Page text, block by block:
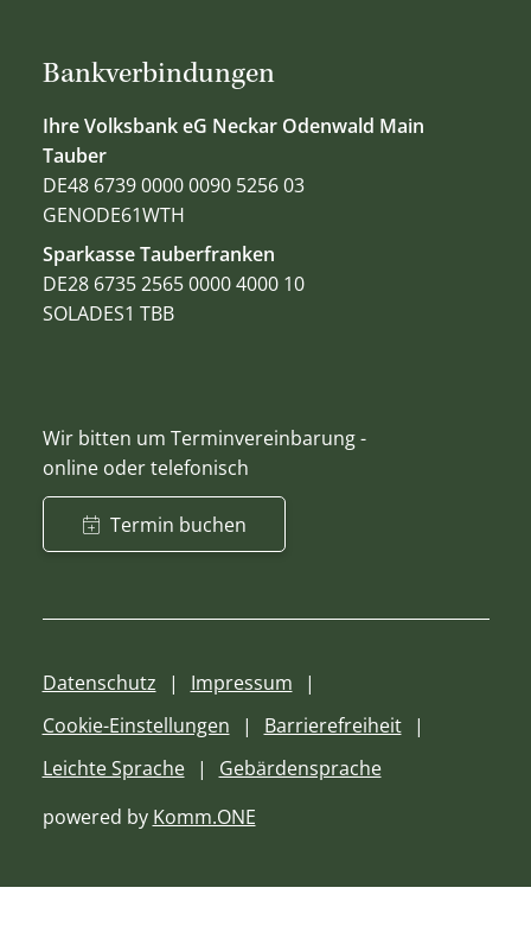
Bankverbindungen
Ihre Volksbank eG Neckar Odenwald Main
Tauber
DE48 6739 0000 0090 5256 03
GENODE61WTH
Sparkasse Tauberfranken
DE28 6735 2565 0000 4000 10
SOLADES1 TBB
Wir bitten um Terminvereinbarung -
online oder telefonisch
Termin buchen
Datenschutz
Impressum
Cookie-Einstellungen
Barrierefreiheit
Leichte Sprache
Gebärdensprache
powered by Komm.ONE